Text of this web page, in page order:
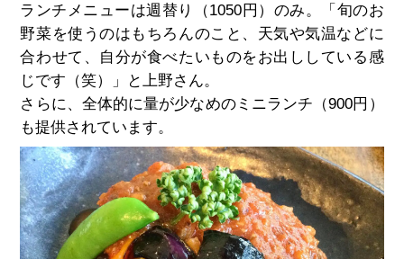
ランチメニューは週替り（1050円）のみ。「旬のお
野菜を使うのはもちろんのこと、天気や気温などに
合わせて、自分が食べたいものをお出ししている感
じです（笑）」と上野さん。
さらに、全体的に量が少なめのミニランチ（900円）
も提供されています。